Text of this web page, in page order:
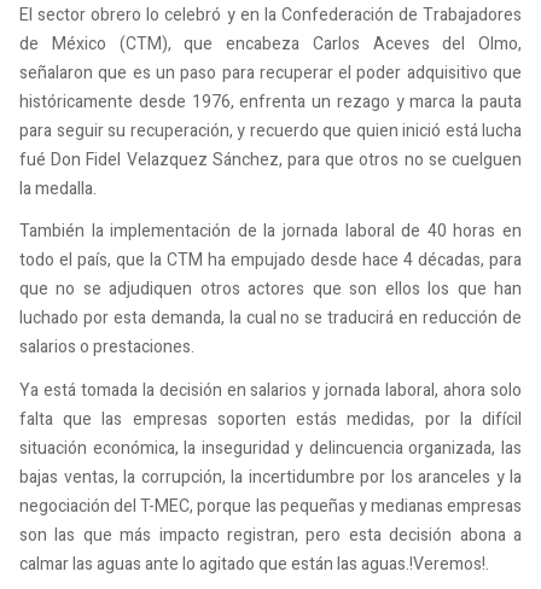
El sector obrero lo celebró y en la Confederación de Trabajadores
de México (CTM), que encabeza Carlos Aceves del Olmo,
señalaron que es un paso para recuperar el poder adquisitivo que
históricamente desde 1976, enfrenta un rezago y marca la pauta
para seguir su recuperación, y recuerdo que quien inició está lucha
fué Don Fidel Velazquez Sánchez, para que otros no se cuelguen
la medalla.
También la implementación de la jornada laboral de 40 horas en
todo el país, que la CTM ha empujado desde hace 4 décadas, para
que no se adjudiquen otros actores que son ellos los que han
luchado por esta demanda, la cual no se traducirá en reducción de
salarios o prestaciones.
Ya está tomada la decisión en salarios y jornada laboral, ahora solo
falta que las empresas soporten estás medidas, por la difícil
situación económica, la inseguridad y delincuencia organizada, las
bajas ventas, la corrupción, la incertidumbre por los aranceles y la
negociación del T-MEC, porque las pequeñas y medianas empresas
son las que más impacto registran, pero esta decisión abona a
calmar las aguas ante lo agitado que están las aguas.!Veremos!.